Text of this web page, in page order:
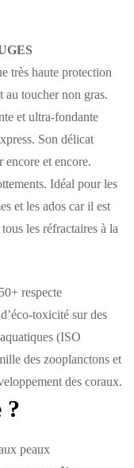
très haute protection
au toucher non gras.
et ultra-fondante
Son délicat
encore et encore.
Idéal pour les
et les ados car il est
les réfractaires à la
respecte
toxicité sur des
(ISO
des zooplanctons et
des coraux.
?
peaux